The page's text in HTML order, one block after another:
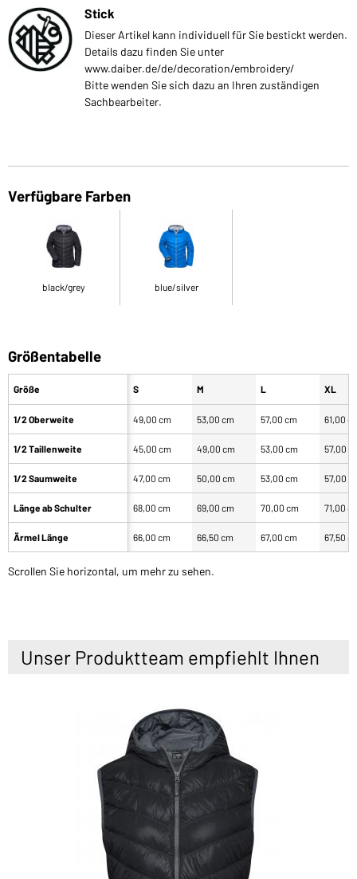
Stick
Dieser Artikel kann individuell für Sie bestickt werden.
Details dazu finden Sie unter
www.daiber.de/de/decoration/embroidery/
Bitte wenden Sie sich dazu an Ihren zuständigen
Sachbearbeiter.
Verfügbare Farben
black/grey blue/silver
Größentabelle
Größe
1/2 Oberweite
1/2 Taillenweite
1/2 Saumweite
Länge ab Schulter
Ärmel Länge
S M L XL
49,00 cm 53,00 cm 57,00 cm 61,00
45,00 cm 49,00 cm 53,00 cm 57,00
47,00 cm 50,00 cm 53,00 cm 57,00
68,00 cm 69,00 cm 70,00 cm 71,00
66,00 cm 66,50 cm 67,00 cm 67,50
Scrollen Sie horizontal, um mehr zu sehen.
Unser Produktteam empfiehlt Ihnen